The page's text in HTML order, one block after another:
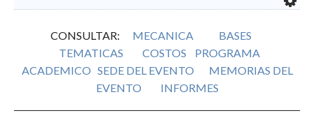
CONSULTAR: MECANICA
BASES
TEMATICAS
COSTOS
PROGRAMA
ACADEMICO SEDE DEL EVENTO
MEMORIAS DEL
EVENTO
INFORMES